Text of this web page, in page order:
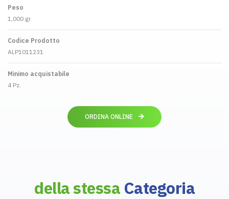
Peso
1,000 gr.
Codice Prodotto
ALP1011231
Minimo acquistabile
4 Pz.
ORDINA ONLINE
della stessa Categoria